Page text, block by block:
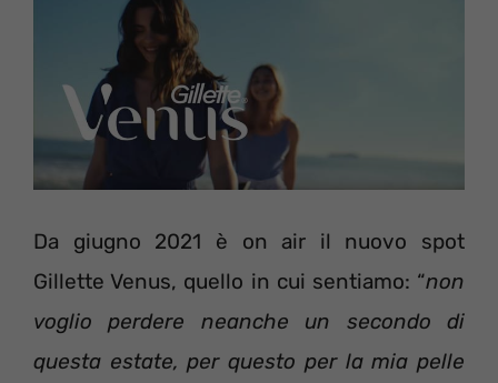
Da giugno 2021 è on air il nuovo spot
Gillette Venus, quello in cui sentiamo: “non
voglio perdere neanche un secondo di
questa estate, per questo per la mia pelle